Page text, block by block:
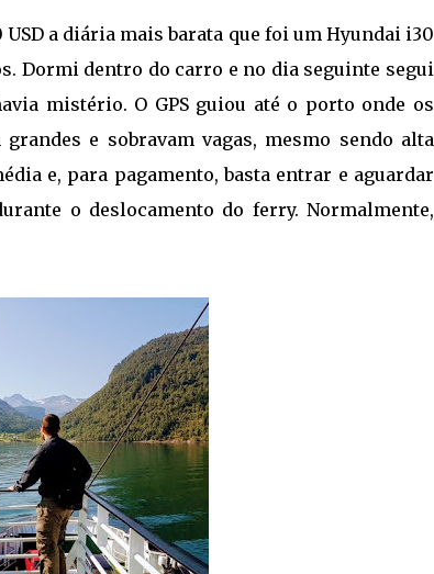
a diária mais barata que foi um Hyundai i30
Dormi dentro do carro e no dia seguinte segui
mistério. O GPS guiou até o porto onde os
e sobravam vagas, mesmo sendo alta
e, para pagamento, basta entrar e aguardar
o deslocamento do ferry. Normalmente,